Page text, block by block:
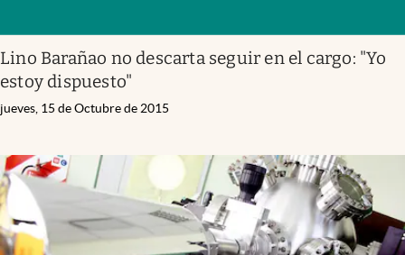
Lino Barañao no descarta seguir en el cargo: "Yo
estoy dispuesto"
jueves, 15 de Octubre de 2015